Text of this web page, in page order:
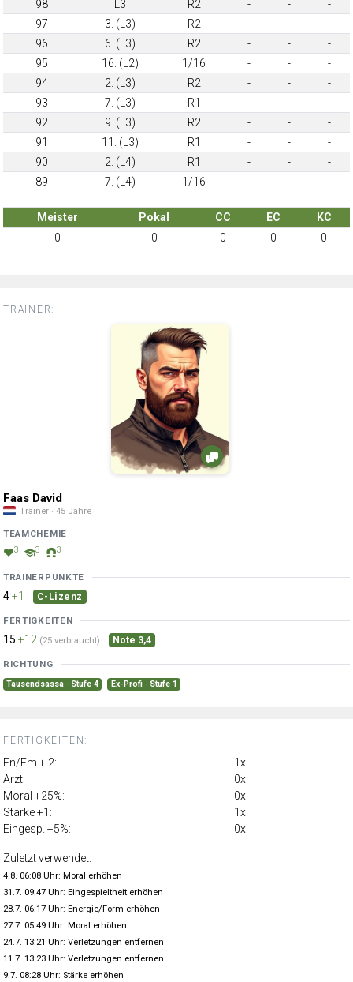
98
L3 R2 - -
-
97
3. (L3) R2 - -
-
96
6. (L3) R2 - -
-
95
16. (L2) 1/16 - -
-
94
2. (L3) R2 - -
-
93
7. (L3) R1 - -
-
92
9. (L3) R2 - -
-
91
11. (L3) R1 - -
-
90
2. (L4) R1 - -
-
89
7. (L4) 1/16 - - -
Meister Pokal CC EC
KC
0
0 0 0 0
TRAINER:
Faas David
Trainer · 45 Jahre
TEAMCHEMIE
3 3 3
TRAINERPUNKTE
4+1 C-Lizenz
FERTIGKEITEN
15 +12 (25 verbraucht) Note 3,4
RICHTUNG
Tausendsassa · Stufe 4 Ex-Profi · Stufe 1
FERTIGKEITEN:
En/Fm + 2:
1x
Arzt:
0x
Moral +25%:
0x
Stärke +1:
1x
Eingesp. +5%:
0x
Zuletzt verwendet:
4.8. 06:08 Uhr: Moral erhöhen
31.7. 09:47 Uhr: Eingespieltheit erhöhen
28.7. 06:17 Uhr: Energie/Form erhöhen
27.7. 05:49 Uhr: Moral erhöhen
24.7. 13:21 Uhr: Verletzungen entfernen
11.7. 13:23 Uhr: Verletzungen entfernen
9.7. 08:28 Uhr: Stärke erhöhen